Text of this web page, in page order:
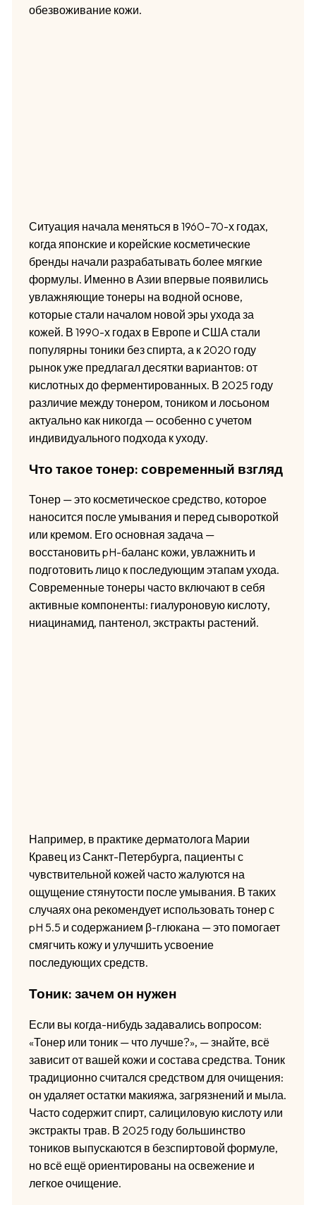
обезвоживание кожи.
Ситуация начала меняться в 1960–70-х годах,
когда японские и корейские косметические
бренды начали разрабатывать более мягкие
формулы. Именно в Азии впервые появились
увлажняющие тонеры на водной основе,
которые стали началом новой эры ухода за
кожей. В 1990-х годах в Европе и США стали
популярны тоники без спирта, а к 2020 году
рынок уже предлагал десятки вариантов: от
кислотных до ферментированных. В 2025 году
различие между тонером, тоником и лосьоном
актуально как никогда — особенно с учетом
индивидуального подхода к уходу.
Что такое тонер: современный взгляд
Тонер — это косметическое средство, которое
наносится после умывания и перед сывороткой
или кремом. Его основная задача —
восстановить pH-баланс кожи, увлажнить и
подготовить лицо к последующим этапам ухода.
Современные тонеры часто включают в себя
активные компоненты: гиалуроновую кислоту,
ниацинамид, пантенол, экстракты растений.
Например, в практике дерматолога Марии
Кравец из Санкт-Петербурга, пациенты с
чувствительной кожей часто жалуются на
ощущение стянутости после умывания. В таких
случаях она рекомендует использовать тонер с
pH 5.5 и содержанием β-глюкана — это помогает
смягчить кожу и улучшить усвоение
последующих средств.
Тоник: зачем он нужен
Если вы когда-нибудь задавались вопросом:
«Тонер или тоник — что лучше?», — знайте, всё
зависит от вашей кожи и состава средства. Тоник
традиционно считался средством для очищения:
он удаляет остатки макияжа, загрязнений и мыла.
Часто содержит спирт, салициловую кислоту или
экстракты трав. В 2025 году большинство
тоников выпускаются в безспиртовой формуле,
но всё ещё ориентированы на освежение и
легкое очищение.